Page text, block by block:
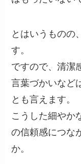
とはいうものの
す。
ですので、清潔
言葉づかいなど
とも言えます。
こうした細やか
の信頼感につな
か。